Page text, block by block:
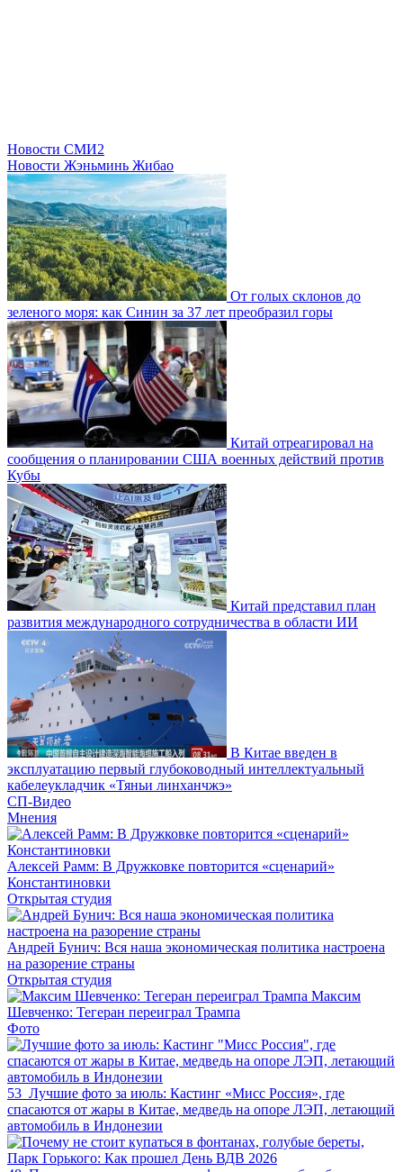
Новости СМИ2
Новости Жэньминь Жибао
От голых склонов до
зеленого моря: как Синин за 37 лет преобразил горы
Китай отреагировал на
сообщения о планировании США военных действий против
Кубы
Китай представил план
развития международного сотрудничества в области ИИ
В Китае введен в
эксплуатацию первый глубоководный интеллектуальный
кабелеукладчик «Тяньи линханчжэ»
СП-Видео
Мнения
Алексей Рамм: В Дружковке повторится «сценарий»
Константиновки
Открытая студия
Андрей Бунич: Вся наша экономическая политика настроена
на разорение страны
Открытая студия
Максим
Шевченко: Тегеран переиграл Трампа
Фото
53 Лучшие фото за июль: Кастинг «Мисс Россия», где
спасаются от жары в Китае, медведь на опоре ЛЭП, летающий
автомобиль в Индонезии